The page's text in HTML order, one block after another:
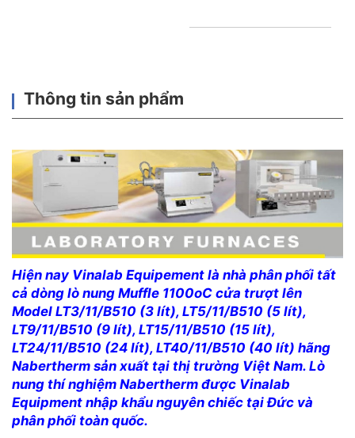
Thông tin sản phẩm
Hiện nay Vinalab Equipement là nhà phân phối tất
cả dòng lò nung Muffle 1100oC cửa trượt lên
Model LT3/11/B510 (3 lít), LT5/11/B510 (5 lít),
LT9/11/B510 (9 lít), LT15/11/B510 (15 lít),
LT24/11/B510 (24 lít), LT40/11/B510 (40 lít) hãng
Nabertherm sản xuất tại thị trường Việt Nam. Lò
nung thí nghiệm Nabertherm được Vinalab
Equipment nhập khẩu nguyên chiếc tại Đức và
phân phối toàn quốc.